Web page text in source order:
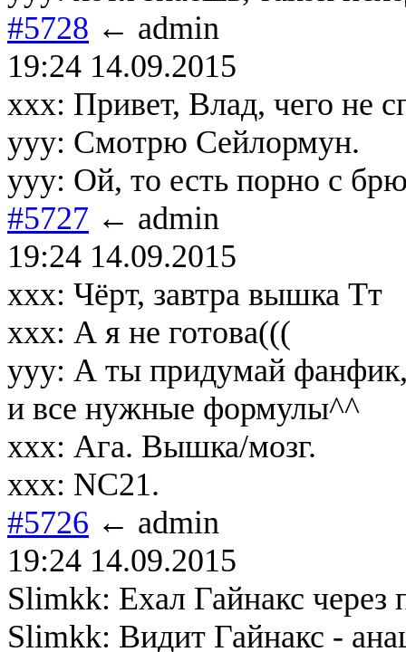
#5728 ← admin
19:24 14.09.2015
xxx: Привет, Влад, чего не
yyy: Смотрю Сейлормун.
yyy: Ой, то есть порно с
#5727 ← admin
19:24 14.09.2015
xxx: Чёрт, завтра вышка Тт
xxx: А я не готова(((
yyy: А ты придумай
и все нужные формулы^^
xxx: Ага. Вышка/мозг.
xxx: NC21.
#5726 ← admin
19:24 14.09.2015
Slimkk: Ехал Гайнакс через
Slimkk: Видит Гайнакс -